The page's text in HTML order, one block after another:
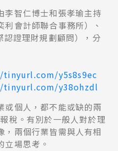
李智仁博士和張孝瑜主持
會計師聯合事務所）、
認證理財規劃顧問），分
y5s8s9ec
y38ohzdl
或個人，都不能或缺的兩
稅。有別於一般人對於理
，兩個行業皆需與人有相
立場思考。